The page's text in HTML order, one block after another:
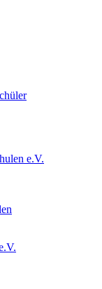
e.V.